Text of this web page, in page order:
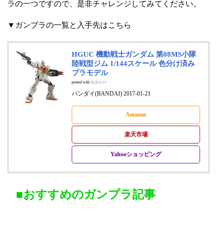
ラの一つですので、是非チャレンジしてみてください。
▼ガンプラの一覧と入手先はこちら
HGUC 機動戦士ガンダム 第08MS小隊
陸戦型ジム 1/144スケール 色分け済み
プラモデル
posted with カエレバ
バンダイ(BANDAI) 2017-01-21
Amazon
楽天市場
Yahooショッピング
■おすすめのガンプラ記事